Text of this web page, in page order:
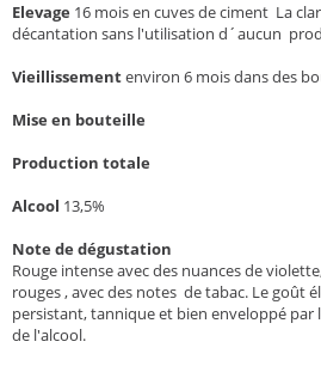
Elevage 16 mois en cuves de ciment La
décantation sans l'utilisation d´aucun
Vieillissementenviron 6 mois dans des
Mise en bouteille
Production totale
Alcool 13,5%
Note de dégustation
Rouge intense avec des nuances de
rouges , avec des notes de tabac. Le goût
persistant, tannique et bien enveloppé par
de l'alcool.